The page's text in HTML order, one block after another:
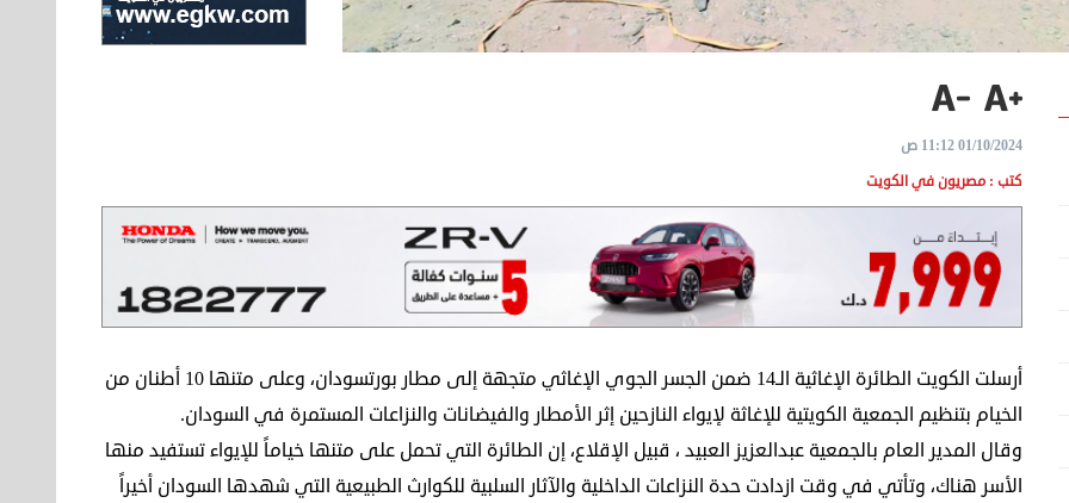
01/10/2024 11:12 ص
كتب : مصريون في الكويت
أرسلت الكويت الطائرة الإغاثية الـ14 ضمن الجسر الجوي الإغاثي متجهة إلى مطار بورتسودان، وعلى متنها 10 أطنان من
الخيام بتنظيم الجمعية الكويتية للإغاثة لإيواء النازحين إثر الأمطار والفيضانات والنزاعات المستمرة في السودان.
وقال المدير العام بالجمعية عبدالعزيز العبيد ، قبيل الإقلاع، إن الطائرة التي تحمل على متنها خياماً للإيواء تستفيد منها
الأسر هناك، وتأتي في وقت ازدادت حدة النزاعات الداخلية والآثار السلبية للكوارث الطبيعية التي شهدها السودان أخيراً